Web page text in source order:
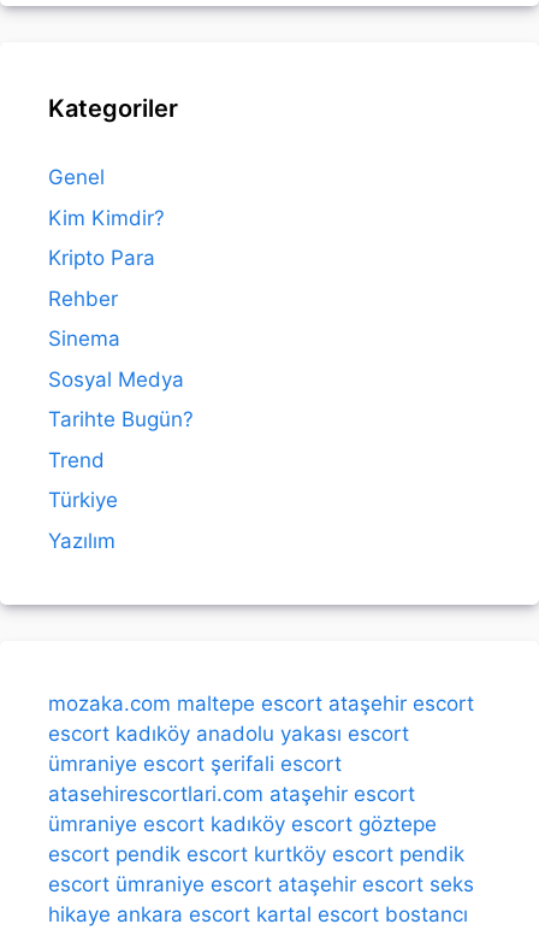
Kategoriler
Genel
Kim Kimdir?
Kripto Para
Rehber
Sinema
Sosyal Medya
Tarihte Bugün?
Trend
Türkiye
Yazılım
mozaka.com maltepe escort ataşehir escort
escort kadıköy anadolu yakası escort
ümraniye escort şerifali escort
atasehirescortlari.com ataşehir escort
ümraniye escort kadıköy escort göztepe
escort pendik escort kurtköy escort pendik
escort ümraniye escort ataşehir escort seks
hikaye ankara escort kartal escort bostancı